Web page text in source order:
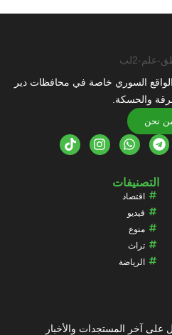
السوري خاصة في محافظات دير
والحسكة.
نحن
التصنيفات
اقتصاد
فيديو
منوع
تراث
الرياضة
على آخر المستجدات والأخبار